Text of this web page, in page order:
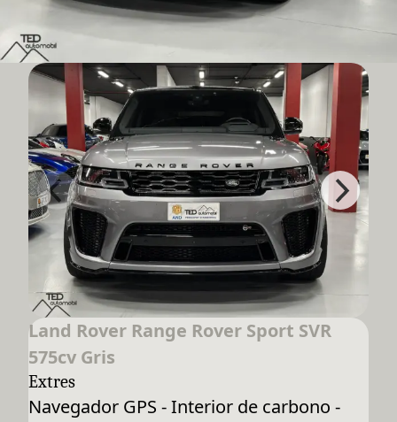
Land Rover Range Rover Sport SVR
575cv Gris
Extres
Navegador GPS - Interior de carbono -